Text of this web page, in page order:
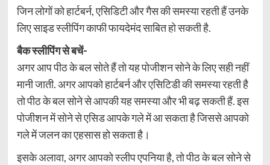
जिन लोगों को हार्टबर्न, एसिडिटी और गैस की समस्या रहती हैं उनके
लिए साइड स्लीपिंग काफी फायदेमंद साबित हो सकती है.
बैक स्लीपिंग से बचें-
अगर आप पीठ के बल सोते हैं तो यह पोजीशन सोने के लिए सही नहीं
मानी जाती. अगर आपको हार्टबर्न और एसिटिडी की समस्या रहती है
तो पीठ के बल सोने से आपकी यह समस्या और भी बढ़ सकती हैं. इस
पोजीशन में सोने से एसिड आपके गले में आ सकता है जिससे आपको
गले में जलन का एहसास हो सकता है।
इसके अलावा, अगर आपको स्लीप एपनिया है, तो पीठ के बल सोने से